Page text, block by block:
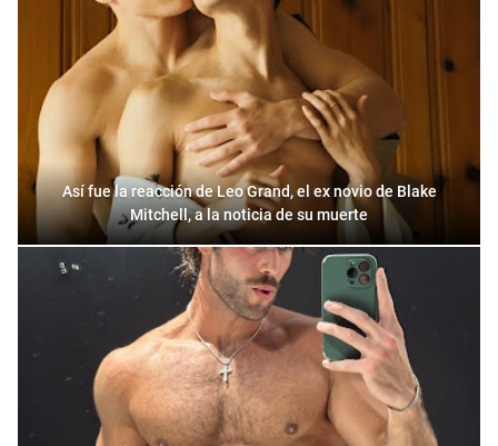
Así fue la reacción de Leo Grand, el ex novio de Blake
Mitchell, a la noticia de su muerte